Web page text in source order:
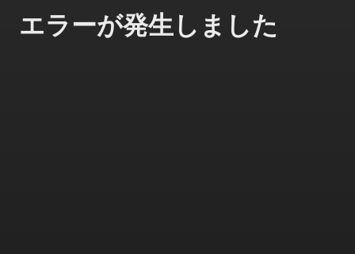
エラーが発生しました